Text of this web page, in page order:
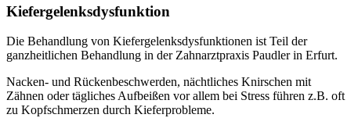
Kiefergelenksdysfunktion
Die Behandlung von Kiefergelenksdysfunktionen ist Teil der
ganzheitlichen Behandlung in der Zahnarztpraxis Paudler in Erfurt.
Nacken- und Rückenbeschwerden, nächtliches Knirschen mit
Zähnen oder tägliches Aufbeißen vor allem bei Stress führen z.B. oft
zu Kopfschmerzen durch Kieferprobleme.